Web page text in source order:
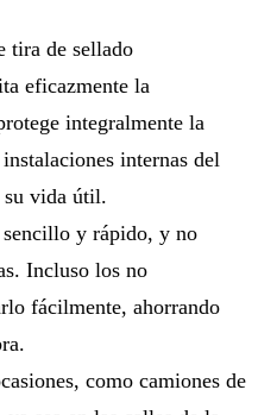
tira de sellado
eficazmente la
integralmente la
internas del
vida útil.
y rápido, y no
Incluso los no
fácilmente, ahorrando
como camiones de